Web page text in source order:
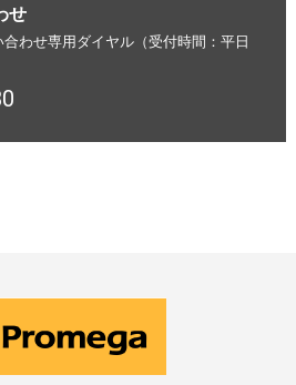
せ
わせ専用ダイヤル（受付時間：平日